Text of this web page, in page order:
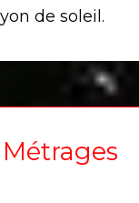
de soleil.